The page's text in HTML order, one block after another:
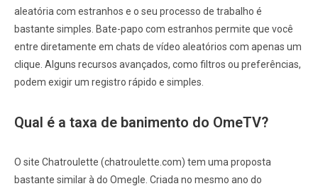
aleatória com estranhos e o seu processo de trabalho é
bastante simples. Bate-papo com estranhos permite que você
entre diretamente em chats de vídeo aleatórios com apenas um
clique. Alguns recursos avançados, como filtros ou preferências,
podem exigir um registro rápido e simples.
Qual é a taxa de banimento do OmeTV?
O site Chatroulette (chatroulette.com) tem uma proposta
bastante similar à do Omegle. Criada no mesmo ano do